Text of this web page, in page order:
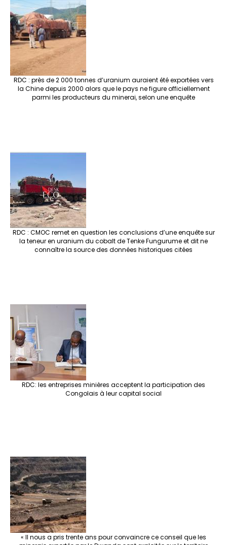
RDC : près de 2 000 tonnes d’uranium auraient été exportées vers
la Chine depuis 2000 alors que le pays ne figure officiellement
parmi les producteurs du minerai, selon une enquête
RDC : CMOC remet en question les conclusions d’une enquête sur
la teneur en uranium du cobalt de Tenke Fungurume et dit ne
connaître la source des données historiques citées
RDC: les entreprises minières acceptent la participation des
Congolais à leur capital social
« Il nous a pris trente ans pour convaincre ce conseil que les